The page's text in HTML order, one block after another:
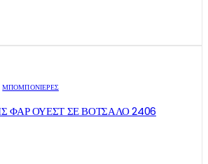
ΜΠΟΜΠΟΝΙΈΡΕΣ
ΦΑΡ ΟΥΕΣΤ ΣΕ ΒΟΤΣΑΛΟ 2406